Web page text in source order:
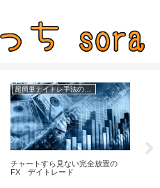
チャートすら見ない完全放置の
FX デイトレード